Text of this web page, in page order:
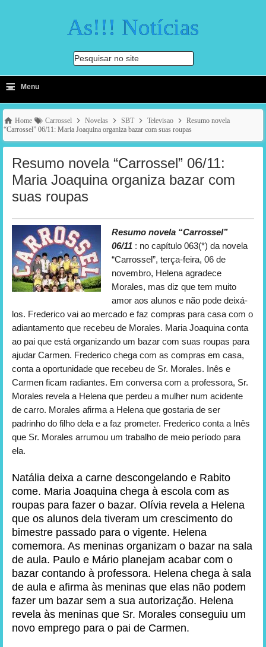
As!!! Notícias
Pesquisar no site
-
≡ Menu
Home Carrossel Novelas SBT Televisao
Resumo novela
“Carrossel” 06/11: Maria Joaquina organiza bazar com suas roupas
Resumo novela “Carrossel” 06/11:
Maria Joaquina organiza bazar com
suas roupas
Resumo novela “Carrossel”
06/11 : no capítulo 063(*) da novela
“Carrossel”, terça-feira, 06 de
novembro, Helena agradece
Morales, mas diz que tem muito
amor aos alunos e não pode deixá-
los. Frederico vai ao mercado e faz compras para casa com o
adiantamento que recebeu de Morales. Maria Joaquina conta
ao pai que está organizando um bazar com suas roupas para
ajudar Carmen. Frederico chega com as compras em casa,
conta a oportunidade que recebeu de Sr. Morales. Inês e
Carmen ficam radiantes. Em conversa com a professora, Sr.
Morales revela a Helena que perdeu a mulher num acidente
de carro. Morales afirma a Helena que gostaria de ser
padrinho do filho dela e a faz prometer. Frederico conta a Inês
que Sr. Morales arrumou um trabalho de meio período para
ela.
Natália deixa a carne descongelando e Rabito
come. Maria Joaquina chega à escola com as
roupas para fazer o bazar. Olívia revela a Helena
que os alunos dela tiveram um crescimento do
bimestre passado para o vigente. Helena
comemora. As meninas organizam o bazar na sala
de aula. Paulo e Mário planejam acabar com o
bazar contando à professora. Helena chega à sala
de aula e afirma às meninas que elas não podem
fazer um bazar sem a sua autorização. Helena
revela às meninas que Sr. Morales conseguiu um
novo emprego para o pai de Carmen.